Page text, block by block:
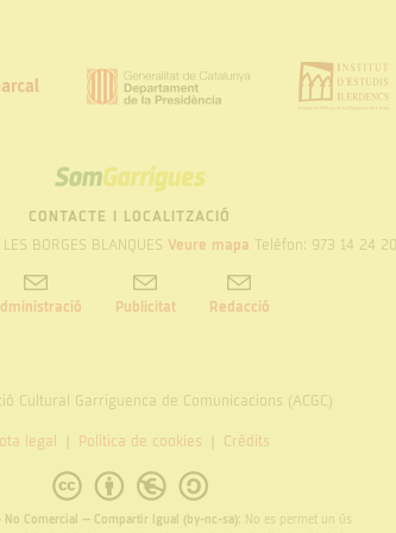
SOM
GARRIGUES
CONTACTE I LOCALITZACIÓ
BORGES BLANQUES Veure mapa Telèfon: 973 14 24 20
Publicitat Redacció
Cultural Garriguenca de Comunicacions (ACGC)
legal Politica de cookies Crèdits
No Comercial – Compartir Igual (by-nc-sa): No es permet un ús